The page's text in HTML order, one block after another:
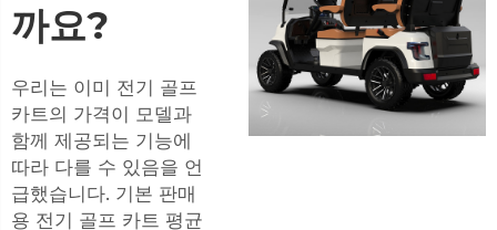
까요?
우리는 이미 전기 골프
카트의 가격이 모델과
함께 제공되는 기능에
따라 다를 수 있음을 언
급했습니다. 기본 판매
용 전기 골프 카트 평균